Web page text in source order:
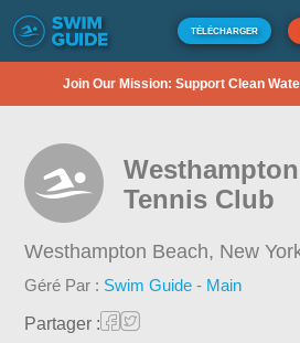
TÉLÉCHARGER
Join Our Mission: Support Clean
Tennis Club
Westhampton Beach, New
Géré Par : Swim Guide - Main
Partager :